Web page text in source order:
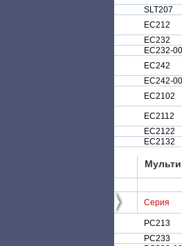
SLT207
EC212
EC232
EC232-00
EC242
EC242-00
EC2102
EC2112
EC2122
EC2132
Серия
PC213
PC233